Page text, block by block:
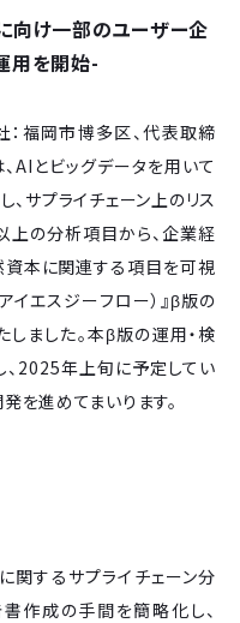
向け一部のユーザー企
用を開始-
：福岡市博多区、代表取締
AIとビッグデータを用いて
サプライチェーン上のリス
上の分析項目から、企業経
資本に関連する項目を可視
イエスジーフロー）』β版の
ました。本β版の運用・検
、2025年上旬に予定してい
を進めてまいります。
関するサプライチェーン分
作成の手間を簡略化し、